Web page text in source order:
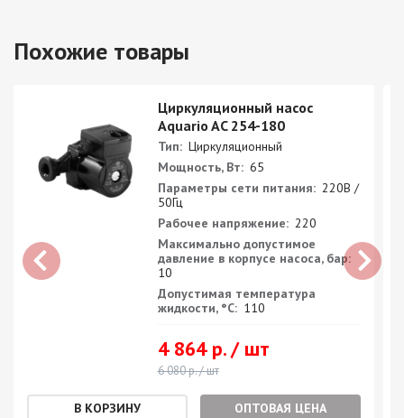
Похожие товары
Циркуляционный насос
Aquario AC 254-180
Тип: Циркуляционный
Мощность, Вт: 65
Параметры сети питания: 220В /
50Гц
Рабочее напряжение: 220
Максимально допустимое
давление в корпусе насоса, бар:
10
Допустимая температура
жидкости, °С: 110
4 864 р. / шт
6 080 р. / шт
ОПТОВАЯ ЦЕНА